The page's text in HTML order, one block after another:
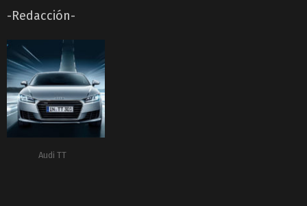
-Redacción-
Audi TT